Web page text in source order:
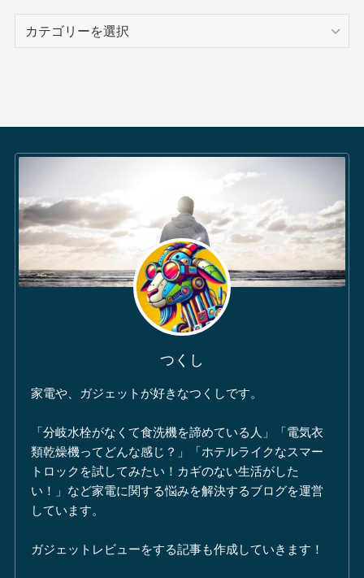
つくし
家電や、ガジェットが好きなつくしです。
「分岐水栓がなくて食洗機を諦めている人」「電気衣
類乾燥機ってどんな感じ？」「ホテルライクなスマー
トロックを試してみたい！カギのない生活がした
い！」など家電に関する悩みを解決するブログを運営
しています。
ガジェットレビューをする記事も作成していきます！